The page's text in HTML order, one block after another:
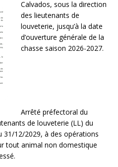
Calvados, sous la direction
des lieutenants de
louveterie, jusqu’à la date
d’ouverture générale de la
chasse saison 2026-2027.
Arrêté préfectoral du
de louveterie (LL) du
31/12/2029, à des opérations
tout animal non domestique